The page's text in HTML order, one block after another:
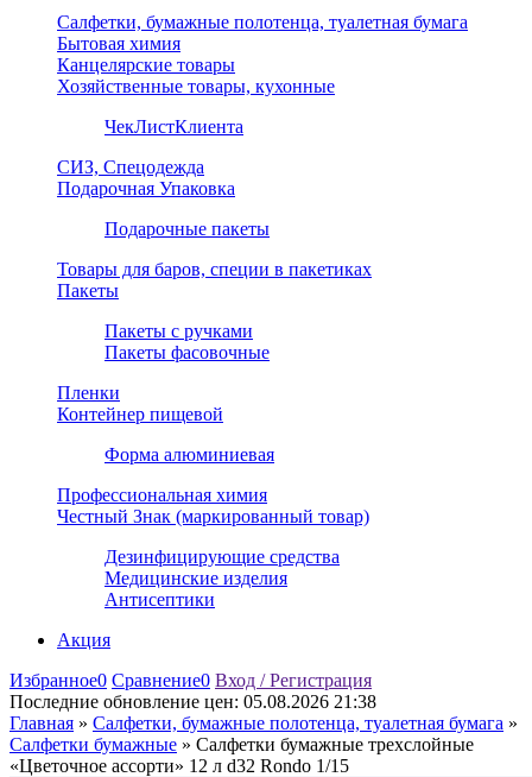
Салфетки, бумажные полотенца, туалетная бумага
Бытовая химия
Канцелярские товары
Хозяйственные товары, кухонные
ЧекЛистКлиента
СИЗ, Спецодежда
Подарочная Упаковка
Подарочные пакеты
Товары для баров, специи в пакетиках
Пакеты
Пакеты с ручками
Пакеты фасовочные
Пленки
Контейнер пищевой
Форма алюминиевая
Профессиональная химия
Честный Знак (маркированный товар)
Дезинфицирующие средства
Медицинские изделия
Антисептики
Акция
Избранное0 Сравнение0 Вход / Регистрация
Последние обновление цен: 05.08.2026 21:38
Главная » Салфетки, бумажные полотенца, туалетная бумага »
Салфетки бумажные » Салфетки бумажные трехслойные
«Цветочное ассорти» 12 л d32 Rondo 1/15